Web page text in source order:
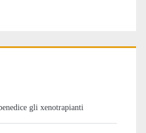
gli xenotrapianti